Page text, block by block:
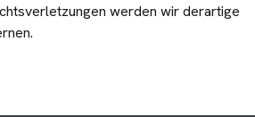
werden wir derartige